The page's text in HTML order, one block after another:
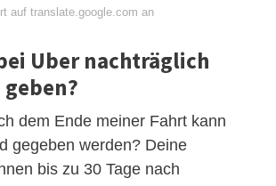
auf translate.google.com an
Uber nachträglich
dem Ende meiner Fahrt kann
gegeben werden? Deine
bis zu 30 Tage nach